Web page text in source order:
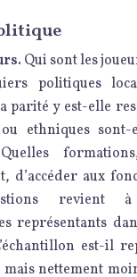
Qui sont les
politiques
parité y est-elle
ethniques
d’accéder aux
revient
représentants
est-il
mais nettement